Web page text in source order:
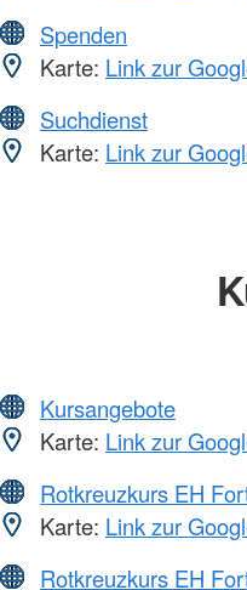
Spenden
Karte: Link zur
Suchdienst
Karte: Link zur
Kursangebote
Karte: Link zur
Rotkreuzkurs EH
Karte: Link zur
Rotkreuzkurs EH